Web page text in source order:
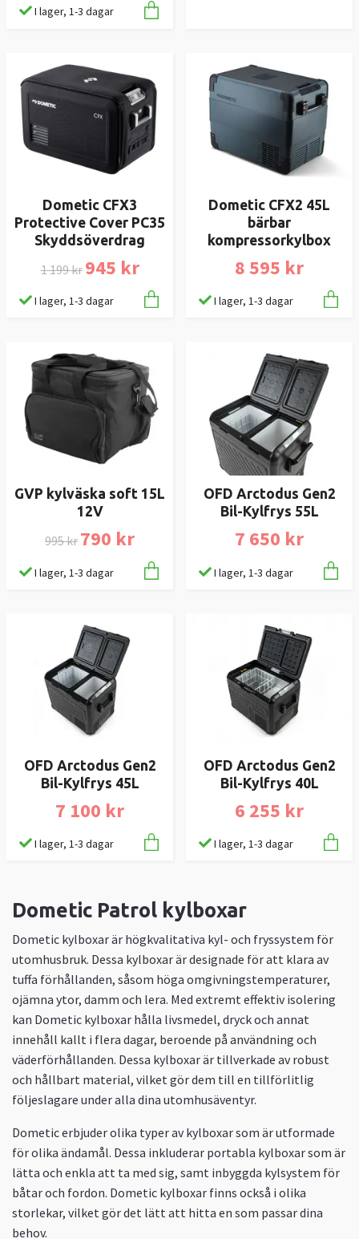
I lager, 1-3 dagar
Dometic CFX3
Protective Cover PC35
Skyddsöverdrag
1 199 kr 945 kr
I lager, 1-3 dagar
Dometic CFX2 45L
bärbar
kompressorkylbox
8 595 kr
I lager, 1-3 dagar
GVP kylväska soft 15L
12V
995 kr 790 kr
I lager, 1-3 dagar
OFD Arctodus Gen2
Bil-Kylfrys 55L
7 650 kr
I lager, 1-3 dagar
OFD Arctodus Gen2
Bil-Kylfrys 45L
7 100 kr
I lager, 1-3 dagar
OFD Arctodus Gen2
Bil-Kylfrys 40L
6 255 kr
I lager, 1-3 dagar
Dometic Patrol kylboxar
Dometic kylboxar är högkvalitativa kyl- och fryssystem för
utomhusbruk. Dessa kylboxar är designade för att klara av
tuffa förhållanden, såsom höga omgivningstemperaturer,
ojämna ytor, damm och lera. Med extremt effektiv isolering
kan Dometic kylboxar hålla livsmedel, dryck och annat
innehåll kallt i flera dagar, beroende på användning och
väderförhållanden. Dessa kylboxar är tillverkade av robust
och hållbart material, vilket gör dem till en tillförlitlig
följeslagare under alla dina utomhusäventyr.
Dometic erbjuder olika typer av kylboxar som är utformade
för olika ändamål. Dessa inkluderar portabla kylboxar som är
lätta och enkla att ta med sig, samt inbyggda kylsystem för
båtar och fordon. Dometic kylboxar finns också i olika
storlekar, vilket gör det lätt att hitta en som passar dina
behov.